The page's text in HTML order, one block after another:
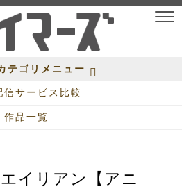
テゴリメニュー
信サービス比較
作品一覧
イリアン【アニ